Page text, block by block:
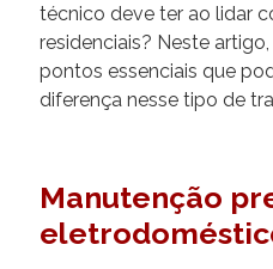
técnico deve ter ao lidar
residenciais? Neste
pontos essenciais que
diferença nesse tipo de
Manutenção